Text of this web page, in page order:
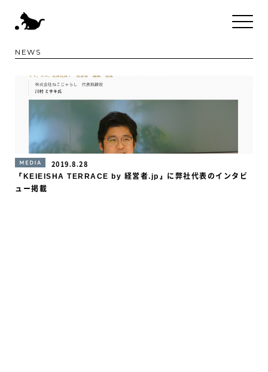
NEWS
MEDIA
2019.8.28
『KEIEISHA TERRACE by 経営者.jp』に弊社代表のインタビ
ュー掲載